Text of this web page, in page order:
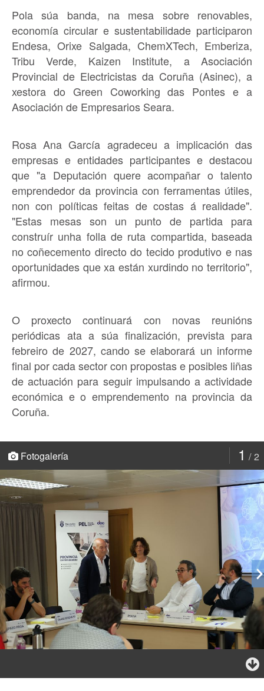
Pola súa banda, na mesa sobre renovables,
economía circular e sustentabilidade participaron
Endesa, Orixe Salgada, ChemXTech, Emberiza,
Tribu Verde, Kaizen Institute, a Asociación
Provincial de Electricistas da Coruña (Asinec), a
xestora do Green Coworking das Pontes e a
Asociación de Empresarios Seara.
Rosa Ana García agradeceu a implicación das
empresas e entidades participantes e destacou
que "a Deputación quere acompañar o talento
emprendedor da provincia con ferramentas útiles,
non con políticas feitas de costas á realidade".
"Estas mesas son un punto de partida para
construír unha folla de ruta compartida, baseada
no coñecemento directo do tecido produtivo e nas
oportunidades que xa están xurdindo no territorio",
afirmou.
O proxecto continuará con novas reunións
periódicas ata a súa finalización, prevista para
febreiro de 2027, cando se elaborará un informe
final por cada sector con propostas e posibles liñas
de actuación para seguir impulsando a actividade
económica e o emprendemento na provincia da
Coruña.
1 2
Fotogalería